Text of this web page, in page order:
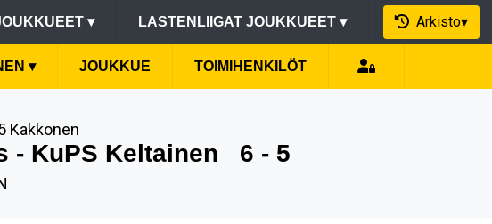
▾ LASTENLIIGAT JOUKKUEET ▾ Arkisto▾
▾ JOUKKUE TOIMIHENKILÖT
Kakkonen
- KuPS Keltainen 6 - 5